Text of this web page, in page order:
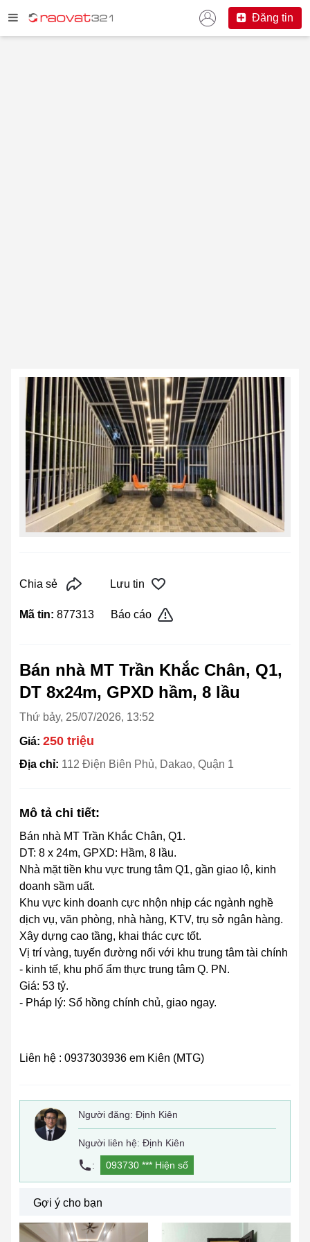
Đăng tin
Chia sẻ Lưu tin
Mã tin: 877313 Báo cáo
Bán nhà MT Trần Khắc Chân, Q1,
DT 8x24m, GPXD hầm, 8 lầu
Thứ bảy, 25/07/2026, 13:52
Giá: 250 triệu
Địa chỉ: 112 Điện Biên Phủ, Dakao, Quận 1
Mô tả chi tiết:
Bán nhà MT Trần Khắc Chân, Q1.
DT: 8 x 24m, GPXD: Hầm, 8 lầu.
Nhà mặt tiền khu vực trung tâm Q1, gần giao lộ, kinh
doanh sầm uất.
Khu vực kinh doanh cực nhộn nhịp các ngành nghề
dịch vụ, văn phòng, nhà hàng, KTV, trụ sở ngân hàng.
Xây dựng cao tầng, khai thác cực tốt.
Vị trí vàng, tuyến đường nối với khu trung tâm tài chính
- kinh tế, khu phố ẩm thực trung tâm Q. PN.
Giá: 53 tỷ.
- Pháp lý: Sổ hồng chính chủ, giao ngay.
Liên hệ : 0937303936 em Kiên (MTG)
Người đăng: Định Kiên
Người liên hệ: Định Kiên
:
093730 *** Hiện số
Gợi ý cho bạn